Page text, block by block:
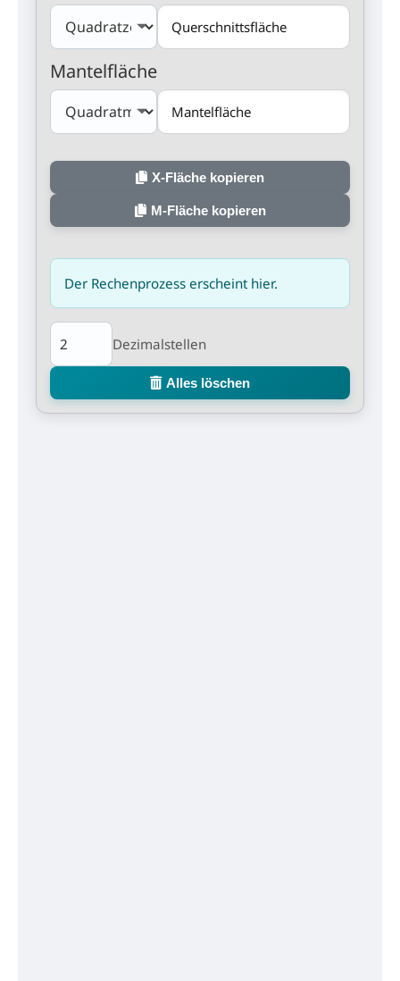
Mantelfläche
X-Fläche kopieren
M-Fläche kopieren
Der Rechenprozess erscheint hier.
Dezimalstellen
Alles löschen